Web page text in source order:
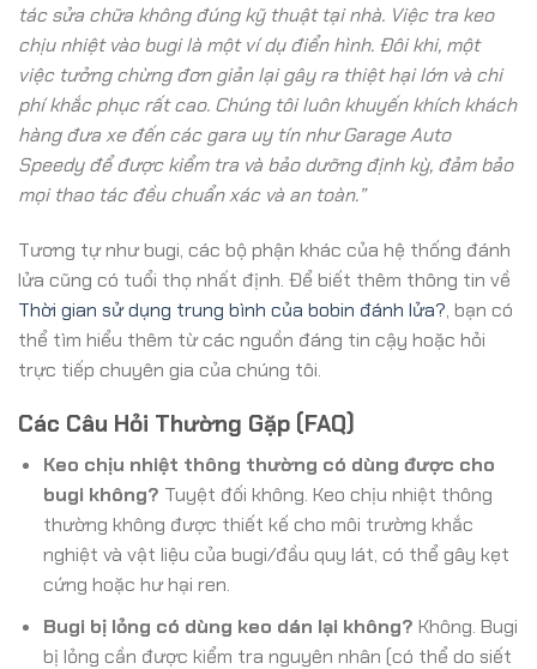
tác sửa chữa không đúng kỹ thuật tại nhà. Việc tra keo
chịu nhiệt vào bugi là một ví dụ điển hình. Đôi khi, một
việc tưởng chừng đơn giản lại gây ra thiệt hại lớn và chi
phí khắc phục rất cao. Chúng tôi luôn khuyến khích khách
hàng đưa xe đến các gara uy tín như Garage Auto
Speedy để được kiểm tra và bảo dưỡng định kỳ, đảm bảo
mọi thao tác đều chuẩn xác và an toàn.”
Tương tự như bugi, các bộ phận khác của hệ thống đánh
lửa cũng có tuổi thọ nhất định. Để biết thêm thông tin về
Thời gian sử dụng trung bình của bobin đánh lửa?, bạn có
thể tìm hiểu thêm từ các nguồn đáng tin cậy hoặc hỏi
trực tiếp chuyên gia của chúng tôi.
Các Câu Hỏi Thường Gặp (FAQ)
Keo chịu nhiệt thông thường có dùng được cho
bugi không? Tuyệt đối không. Keo chịu nhiệt thông
thường không được thiết kế cho môi trường khắc
nghiệt và vật liệu của bugi/đầu quy lát, có thể gây kẹt
cứng hoặc hư hại ren.
Bugi bị lỏng có dùng keo dán lại không? Không. Bugi
bị lỏng cần được kiểm tra nguyên nhân (có thể do siết